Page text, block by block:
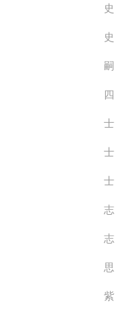
史
史
嗣
四
士
士
士
志
志
思
紫